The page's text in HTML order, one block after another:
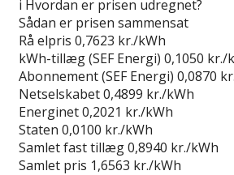
i Hvordan er prisen udregnet?
Sådan er prisen sammensat
Rå elpris 0,7623 kr./kWh
kWh-tillæg (SEF Energi) 0,1050 kr./
Abonnement (SEF Energi) 0,0870
Netselskabet0,4899 kr./kWh
Energinet0,2021 kr./kWh
Staten 0,0100 kr./kWh
Samlet fast tillæg0,8940 kr./kWh
Samlet pris 1,6563 kr./kWh